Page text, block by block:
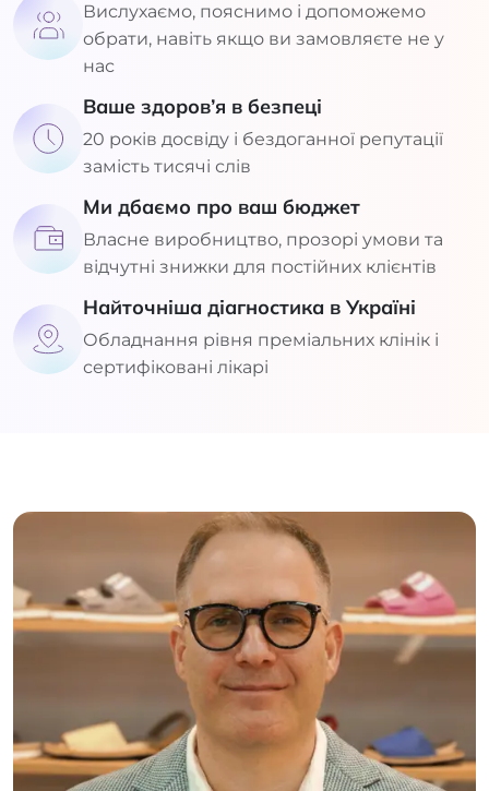
Вислухаємо, пояснимо і допоможемо
обрати, навіть якщо ви замовляєте не у
нас
Ваше здоров’я в безпеці
20 років досвіду і бездоганної репутації
замість тисячі слів
Ми дбаємо про ваш бюджет
Власне виробництво, прозорі умови та
відчутні знижки для постійних клієнтів
Найточніша діагностика в Україні
Обладнання рівня преміальних клінік і
сертифіковані лікарі